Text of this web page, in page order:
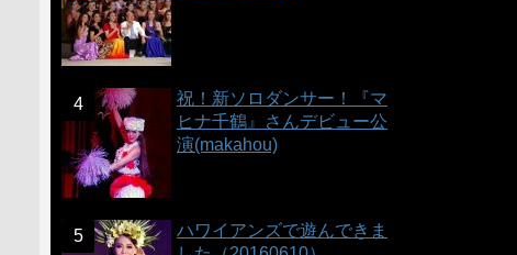
祝！新ソロダンサー！『マ
ヒナ千鶴』さんデビュー公
演(makahou)
ハワイアンズで遊んできま